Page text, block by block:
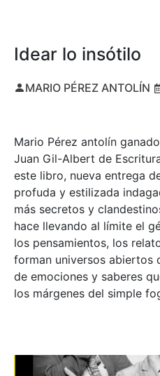
Idear lo insótilo
MARIO PÉREZ ANTOLÍN
Mario Pérez antolín
Juan Gil-Albert de
este libro, nueva entrega
profuda y estilizada
más secretos y
hace llevando al límite el
los pensamientos, los
forman universos abiertos
de emociones y saberes
los márgenes del simple